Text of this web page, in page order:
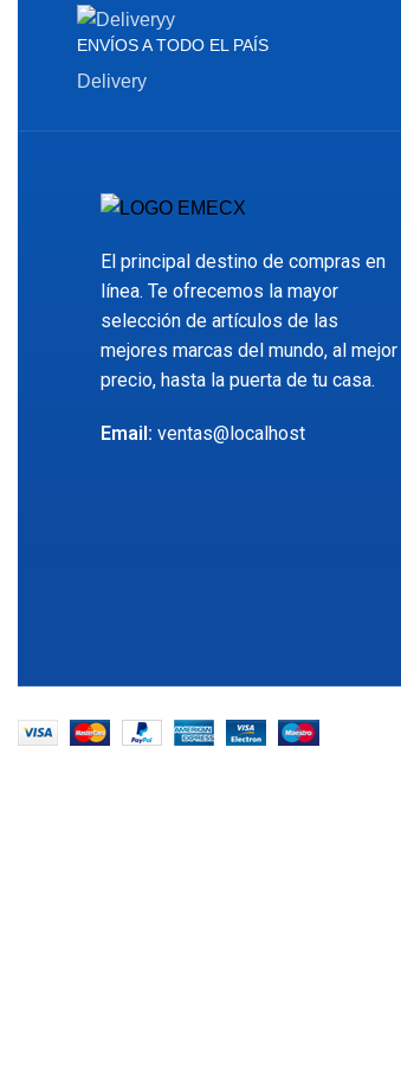
ENVÍOS A TODO EL PAÍS
Delivery
El principal destino de compras en
línea. Te ofrecemos la mayor
selección de artículos de las
mejores marcas del mundo, al mejor
precio, hasta la puerta de tu casa.
Email: ventas@localhost